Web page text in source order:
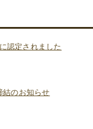
認定されました
結のお知らせ